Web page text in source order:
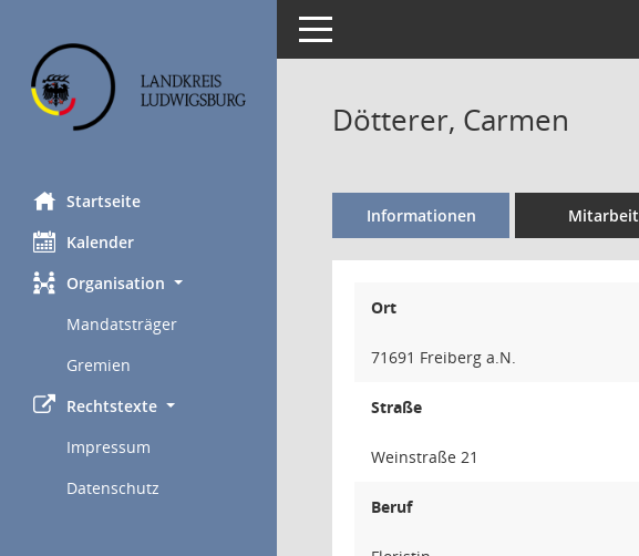
Startseite
Kalender
Organisation
Mandatsträger
Gremien
Rechtstexte
Impressum
Datenschutz
Toggle navigation
Dötterer, Carmen
Informationen Mitarbeit
Ort
71691 Freiberg a.N.
Straße
Weinstraße 21
Beruf